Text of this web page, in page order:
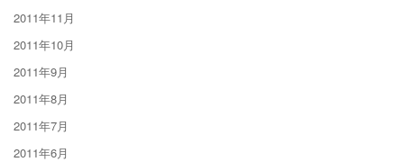
2011年11月
2011年10月
2011年9月
2011年8月
2011年7月
2011年6月